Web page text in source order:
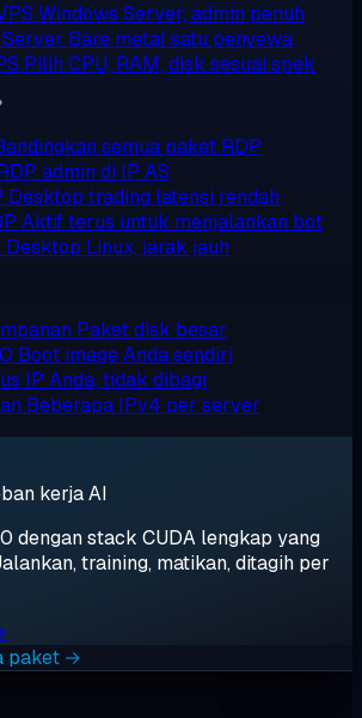
Windows Server, admin penuh
Bare metal satu penyewa
Pilih CPU, RAM, disk sesuai spek
semua paket RDP
admin di IP AS
Desktop trading latensi rendah
Aktif terus untuk menjalankan bot
Desktop Linux, jarak jauh
Paket disk besar
Boot image Anda sendiri
IP Anda, tidak dibagi
Beberapa IPv4 per server
kerja AI
dengan stack CUDA lengkap yang
training, matikan, ditagih per
paket →